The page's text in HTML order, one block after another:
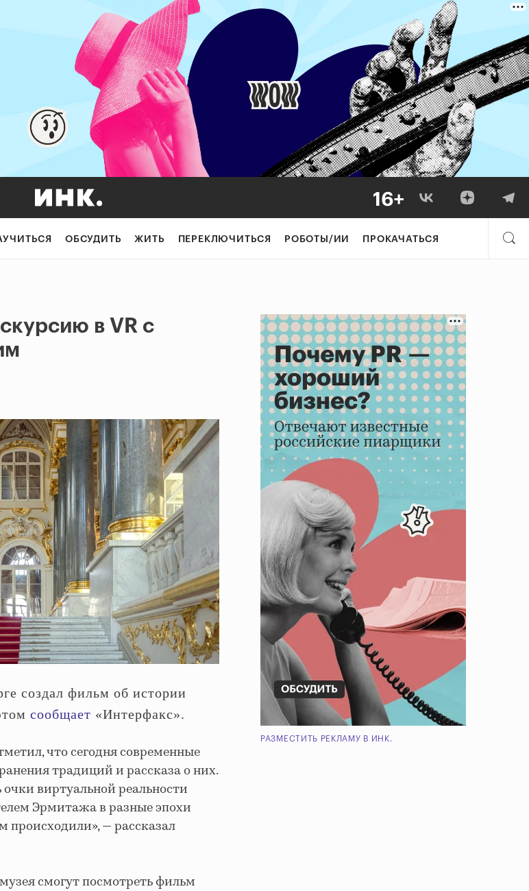
ОБСУДИТЬ ЖИТЬ ПЕРЕКЛЮЧИТЬСЯ РОБОТЫ/ИИ ПРОКАЧАТЬСЯ
в VR с
создал фильм об истории
сообщает «Интерфакс».
что сегодня современные
традиций и рассказа о них.
виртуальной реальности
Эрмитажа в разные эпохи
происходили», — рассказал
смогут посмотреть фильм
РАЗМЕСТИТЬ РЕКЛАМУ В ИНК.